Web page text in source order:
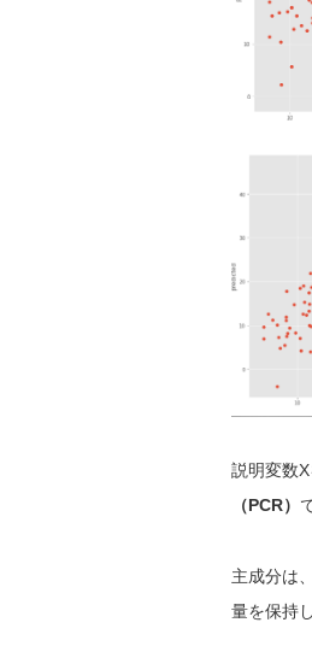
説明変数X
（PCR）
主成分は、
量を保持